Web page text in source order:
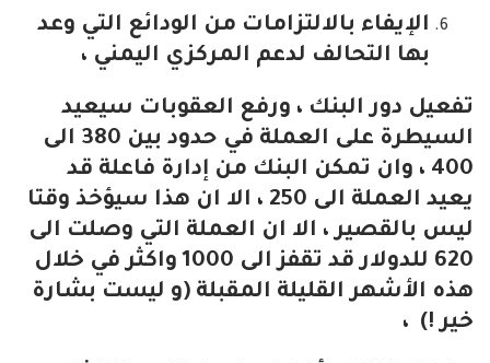
الإيفاء بالالتزامات من الودائع التي وعد
بها التحالف لدعم المركزي اليمني ،
تفعيل دور البنك ، ورفع العقوبات سيعيد
السيطرة على العملة في حدود بين 380 الى
400 ، وان تمكن البنك من إدارة فاعلة قد
يعيد العملة الى 250 ، الا ان هذا سيؤخذ وقتا
ليس بالقصير ، الا ان العملة التي وصلت الى
620 للدولار قد تقفز الى 1000 واكثر في خلال
هذه الأشهر القليلة المقبلة (و ليست بشارة
خير !) ،